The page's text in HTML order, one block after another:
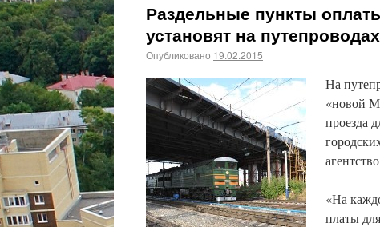
Раздельные пункты
установят на
Опубликовано 19.02.2015
На
«новой
проезда
«На
платы